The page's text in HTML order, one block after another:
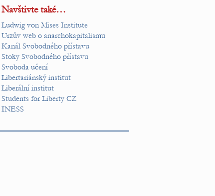
Navštivte také…
Ludwig von Mises Institute
Urzův web o anarchokapitalismu
Kanál Svobodného přístavu
Stoky Svobodného přístavu
Svoboda učení
Libertariánský institut
Liberální institut
Students for Liberty CZ
INESS